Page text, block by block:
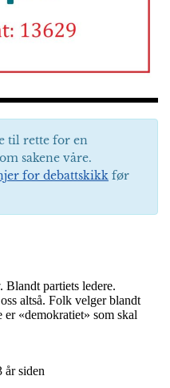
til rette for en
sakene våre.
for debattskikk før